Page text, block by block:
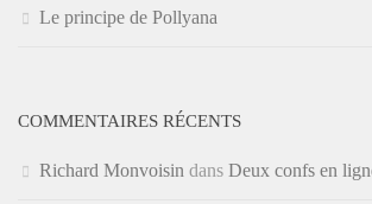
Le principe de Pollyana
COMMENTAIRES RÉCENTS
Richard Monvoisin dans Deux confs en